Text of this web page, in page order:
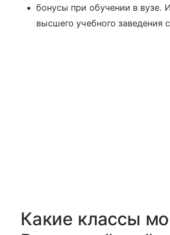
бонусы при обучении в вузе.
высшего учебного
Какие классы